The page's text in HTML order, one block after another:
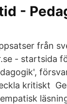
-
från
- startsida
kritiskt